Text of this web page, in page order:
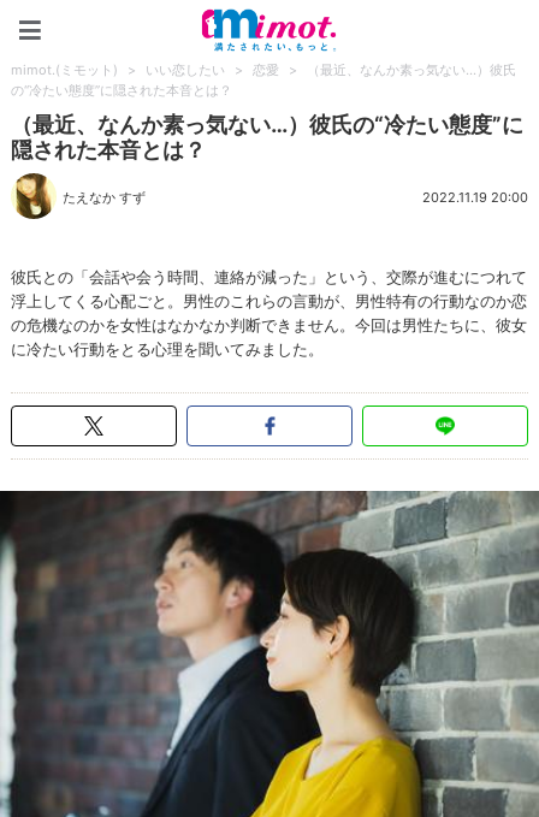
mimot.(ミモット) > いい恋したい > 恋愛 >
（最近、なんか素っ気ない…）彼氏
の“冷たい態度”に隠された本音とは？
（最近、なんか素っ気ない…）彼氏の“冷たい態度”に
隠された本音とは？
たえなか すず 2022.11.19 20:00
彼氏との「会話や会う時間、連絡が減った」という、交際が進むにつれて
浮上してくる心配ごと。男性のこれらの言動が、男性特有の行動なのか恋
の危機なのかを女性はなかなか判断できません。今回は男性たちに、彼女
に冷たい行動をとる心理を聞いてみました。